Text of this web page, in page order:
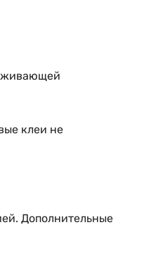
клеи не
Дополнительные